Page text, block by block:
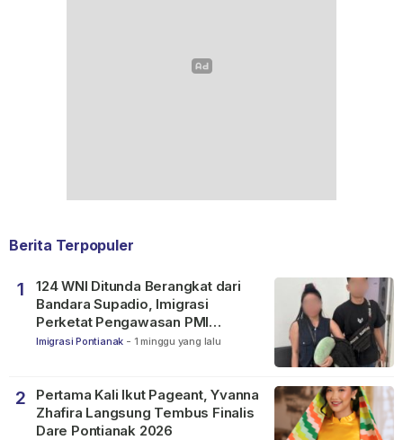
Berita Terpopuler
1
124 WNI Ditunda Berangkat dari
Bandara Supadio, Imigrasi
Perketat Pengawasan PMI
Nonprosedural
Imigrasi Pontianak - 1 minggu yang lalu
2
Pertama Kali Ikut Pageant, Yvanna
Zhafira Langsung Tembus Finalis
Dare Pontianak 2026